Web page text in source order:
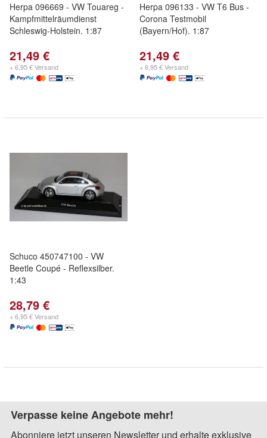
Herpa 096669 - VW Touareg -
Kampfmittelräumdienst
Schleswig-Holstein. 1:87
21,49 €
+ 6,95 € Versand
Herpa 096133 - VW T6 Bus -
Corona Testmobil
(Bayern/Hof). 1:87
21,49 €
+ 6,95 € Versand
Schuco 450747100 - VW
Beetle Coupé - Reflexsilber.
1:43
28,79 €
+ 6,95 € Versand
Verpasse keine Angebote mehr!
Abonniere jetzt unseren Newsletter und erhalte exklusive